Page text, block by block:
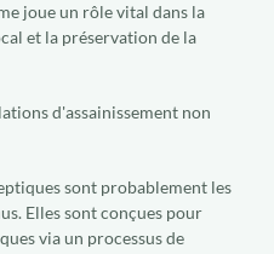
joue un rôle vital dans la
et la préservation de la
d'assainissement non
sont probablement les
Elles sont conçues pour
via un processus de